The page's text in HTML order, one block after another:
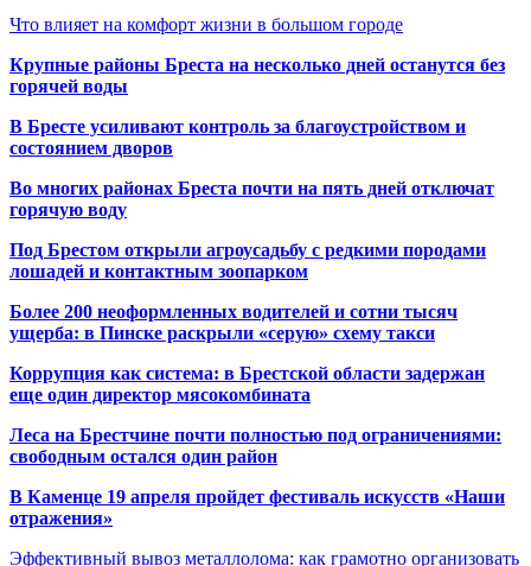
Что влияет на комфорт жизни в большом городе
Крупные районы Бреста на несколько дней останутся без
горячей воды
В Бресте усиливают контроль за благоустройством и
состоянием дворов
Во многих районах Бреста почти на пять дней отключат
горячую воду
Под Брестом открыли агроусадьбу с редкими породами
лошадей и контактным зоопарком
Более 200 неоформленных водителей и сотни тысяч
ущерба: в Пинске раскрыли «серую» схему такси
Коррупция как система: в Брестской области задержан
еще один директор мясокомбината
Леса на Брестчине почти полностью под ограничениями:
свободным остался один район
В Каменце 19 апреля пройдет фестиваль искусств «Наши
отражения»
Эффективный вывоз металлолома: как грамотно организовать